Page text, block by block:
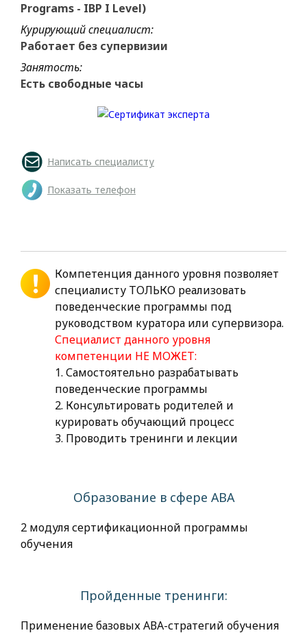
Programs - IBP I Level)
Курирующий специалист:
Работает без супервизии
Занятость:
Есть свободные часы
Написать специалисту
Показать телефон
Компетенция данного уровня позволяет
специалисту ТОЛЬКО реализовать
поведенческие программы под
руководством куратора или супервизора.
Специалист данного уровня
компетенции НЕ МОЖЕТ:
1. Самостоятельно разрабатывать
поведенческие программы
2. Консультировать родителей и
курировать обучающий процесс
3. Проводить тренинги и лекции
Образование в сфере АВА
2 модуля сертификационной программы
обучения
Пройденные тренинги:
Применение базовых АВА-стратегий обучения